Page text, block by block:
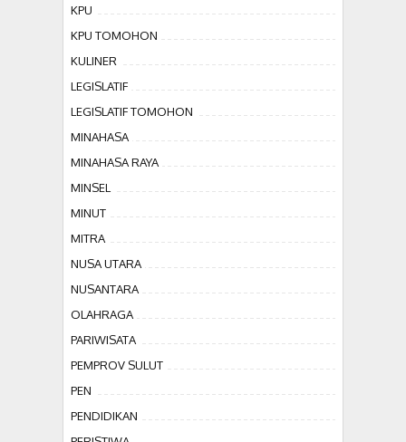
KPU
KPU TOMOHON
KULINER
LEGISLATIF
LEGISLATIF TOMOHON
MINAHASA
MINAHASA RAYA
MINSEL
MINUT
MITRA
NUSA UTARA
NUSANTARA
OLAHRAGA
PARIWISATA
PEMPROV SULUT
PEN
PENDIDIKAN